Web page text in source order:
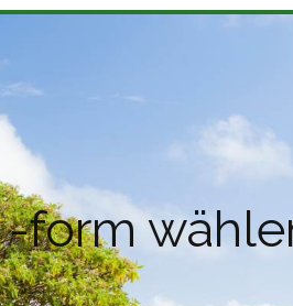
form